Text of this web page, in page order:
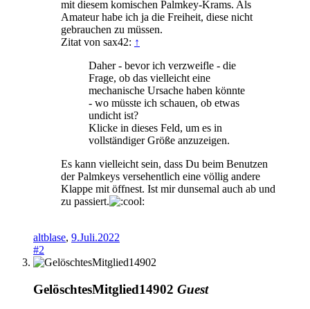
mit diesem komischen Palmkey-Krams. Als
Amateur habe ich ja die Freiheit, diese nicht
gebrauchen zu müssen.
Zitat von sax42: ↑
Daher - bevor ich verzweifle - die
Frage, ob das vielleicht eine
mechanische Ursache haben könnte
- wo müsste ich schauen, ob etwas
undicht ist?
Klicke in dieses Feld, um es in
vollständiger Größe anzuzeigen.
Es kann vielleicht sein, dass Du beim Benutzen
der Palmkeys versehentlich eine völlig andere
Klappe mit öffnest. Ist mir dunsemal auch ab und
zu passiert.
altblase, 9.Juli.2022
#2
GelöschtesMitglied14902 Guest